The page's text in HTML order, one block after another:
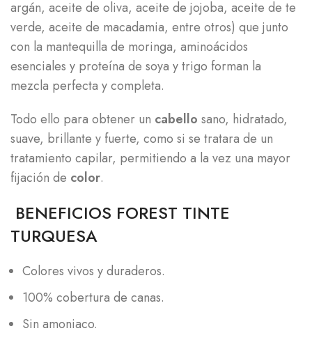
argán, aceite de oliva, aceite de jojoba, aceite de te
verde, aceite de macadamia, entre otros) que junto
con la mantequilla de moringa, aminoácidos
esenciales y proteína de soya y trigo forman la
mezcla perfecta y completa.
Todo ello para obtener un cabello sano, hidratado,
suave, brillante y fuerte, como si se tratara de un
tratamiento capilar, permitiendo a la vez una mayor
fijación de color.
BENEFICIOS FOREST TINTE
TURQUESA
Colores vivos y duraderos.
100% cobertura de canas.
Sin amoniaco.